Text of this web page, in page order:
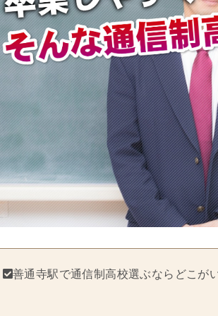
善通寺駅で通信制高校選ぶならどこが